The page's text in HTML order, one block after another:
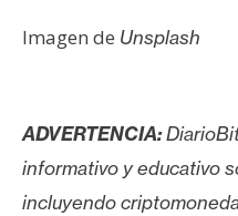
Imagen de Unsplash
ADVERTENCIA:
informativo y educativo
incluyendo